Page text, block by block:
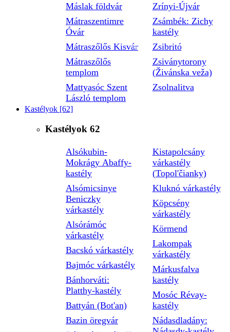
Máslak földvár
Mátraszentimre
Óvár
Mátraszőlős Kisvár
Mátraszőlős
templom
Mattyasóc Szent
László templom
Zrínyi-Újvár
Zsámbék: Zichy
kastély
Zsibritó
Zsiványtorony
(Živánska veža)
Zsolnalitva
Kastélyok [62]
Kastélyok 62
Alsókubin-
Mokrágy Abaffy-
kastély
Alsómicsinye
Beniczky
várkastély
Alsórámóc
várkastély
Bacskó várkastély
Bajmóc várkastély
Bánhorváti:
Platthy-kastély
Battyán (Bot'an)
Bazin öregvár
Kistapolcsány
várkastély
(Topol'čianky)
Kluknó várkastély
Köpcsény
várkastély
Körmend
Lakompak
várkastély
Márkusfalva
kastély
Mosóc Révay-
kastély
Nádasdladány: